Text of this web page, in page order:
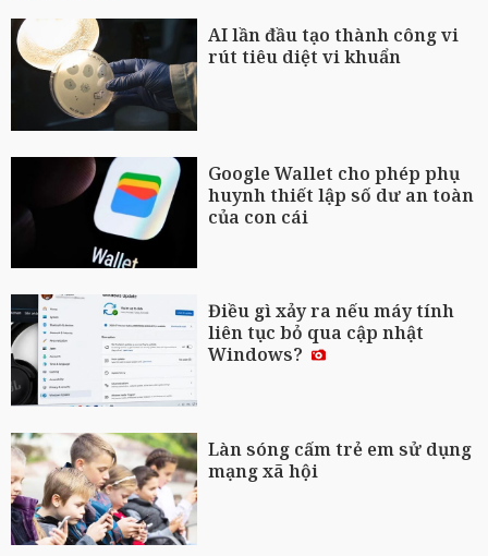
AI lần đầu tạo thành công vi
rút tiêu diệt vi khuẩn
Google Wallet cho phép phụ
huynh thiết lập số dư an toàn
của con cái
Điều gì xảy ra nếu máy tính
liên tục bỏ qua cập nhật
Windows?
Làn sóng cấm trẻ em sử dụng
mạng xã hội